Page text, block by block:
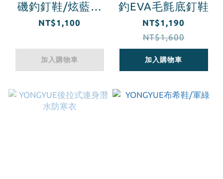
磯釣釘鞋/炫藍迷
彩
NT$1,100
加入購物車
釣EVA毛氈底釘鞋
NT$1,190
NT$1,600
加入購物車